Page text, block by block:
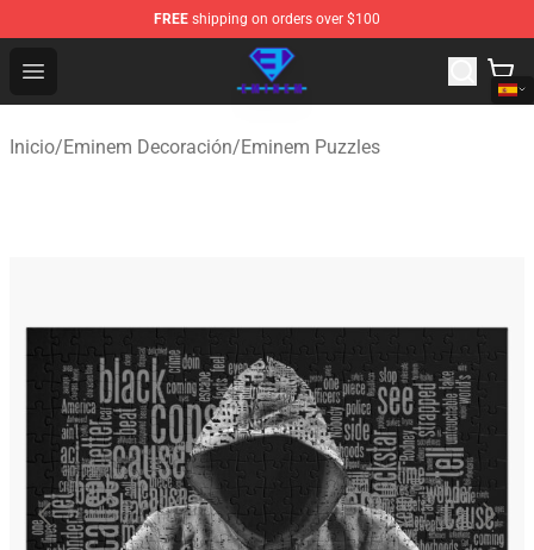
FREE shipping on orders over $100
Open menu
Eminem Store - Official Eminem Merchandise Shop
Inicio/Eminem Decoración/Eminem Puzzles